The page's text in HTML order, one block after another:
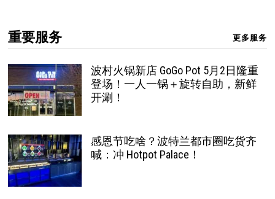
重要服务 更多服务
波村火锅新店 GoGo Pot 5月2日隆重
登场！一人一锅＋旋转自助，新鲜
开涮！
感恩节吃啥？波特兰都市圈吃货齐
喊：冲 Hotpot Palace！